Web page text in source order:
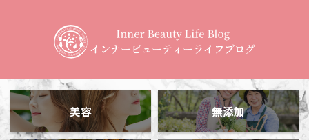
美容 無添加